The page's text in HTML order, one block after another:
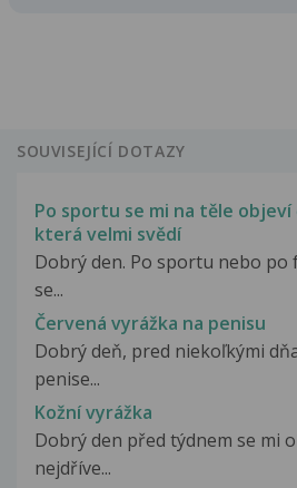
SOUVISEJÍCÍ DOTAZY
Po sportu se mi na těle objeví
která velmi svědí
Dobrý den. Po sportu nebo po
se...
Červená vyrážka na penisu
Dobrý deň, pred niekoľkými
penise...
Kožní vyrážka
Dobrý den před týdnem se mi
nejdříve...